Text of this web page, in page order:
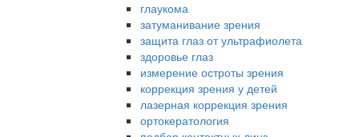
глаукома
затуманивание зрения
защита глаз от ультрафиолета
здоровье глаз
измерение остроты зрения
коррекция зрения у детей
лазерная коррекция зрения
ортокератология